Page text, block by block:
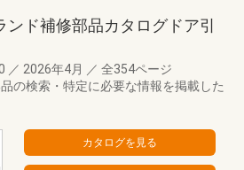
ンド補修部品カタログドア引
／ 2026年4月 ／ 全354ページ
の検索・特定に必要な情報を掲載した